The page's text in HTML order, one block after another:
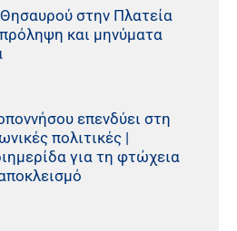
στην Πλατεία
και μηνύματα
επενδύει στη
πολιτικές |
για τη φτώχεια